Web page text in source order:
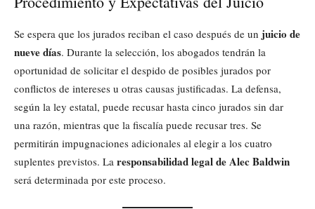
Se espera que los jurados reciban el caso después de un juicio de
nueve días. Durante la selección, los abogados tendrán la
oportunidad de solicitar el despido de posibles jurados por
conflictos de intereses u otras causas justificadas. La defensa,
según la ley estatal, puede recusar hasta cinco jurados sin dar
una razón, mientras que la fiscalía puede recusar tres. Se
permitirán impugnaciones adicionales al elegir a los cuatro
suplentes previstos. La responsabilidad legal de Alec Baldwin
será determinada por este proceso.